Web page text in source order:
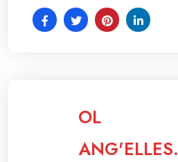
OL
ANG'ELLES.